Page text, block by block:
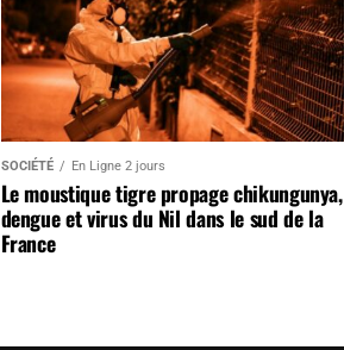
SOCIÉTÉ En Ligne 2 jours
Le moustique tigre propage chikungunya,
dengue et virus du Nil dans le sud de la
France